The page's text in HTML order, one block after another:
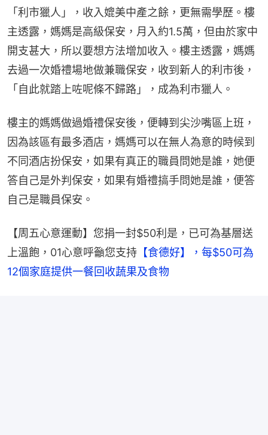
「利市獵人」，收入媲美中產之餘，更無需學歷。樓
主透露，媽媽是高級保安，月入約1.5萬，但由於家中
開支甚大，所以要想方法增加收入。樓主透露，媽媽
去過一次婚禮場地做兼職保安，收到新人的利市後，
「自此就踏上咗呢條不歸路」，成為利市獵人。
樓主的媽媽做過婚禮保安後，便轉到尖沙嘴區上班，
因為該區有最多酒店，媽媽可以在無人為意的時候到
不同酒店扮保安，如果有真正的職員問她是誰，她便
答自己是外判保安，如果有婚禮搞手問她是誰，便答
自己是職員保安。
【周五心意運動】您捐一封$50利是，已可為基層送
上溫飽，01心意呼籲您支持 【食德好】，每$50可為
12個家庭提供一餐回收蔬果及食物